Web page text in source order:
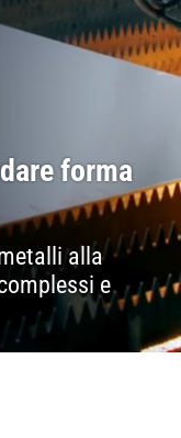
forma
alla
e